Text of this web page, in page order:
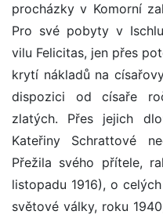
procházky v Komorní
Pro své pobyty v
vilu Felicitas, jen přes
krytí nákladů na
dispozici od císaře
zlatých. Přes jejich
Kateřiny Schrattové
Přežila svého přítele,
listopadu 1916), o
světové války, roku